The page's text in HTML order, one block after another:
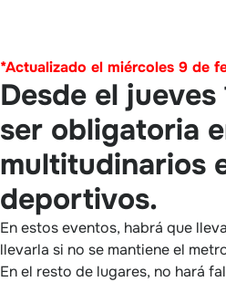
*Actualizado el miércoles 9 de
Desde el
ser obligatoria
multitudinarios
deportivos.
En estos eventos, habrá que
llevarla si no se mantiene el
En el resto de lugares, no hará